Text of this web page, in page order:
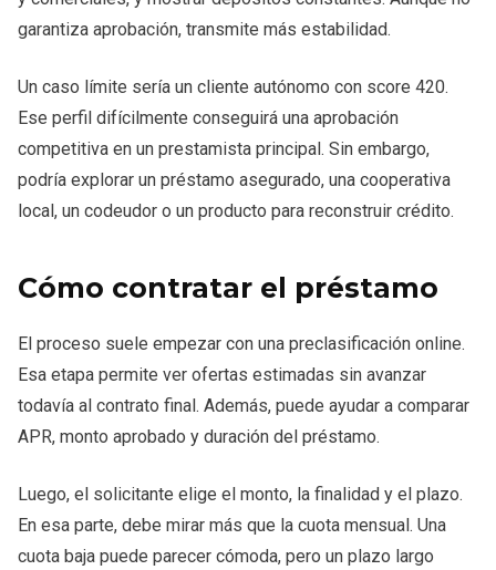
garantiza aprobación, transmite más estabilidad.
Un caso límite sería un cliente autónomo con score 420.
Ese perfil difícilmente conseguirá una aprobación
competitiva en un prestamista principal. Sin embargo,
podría explorar un préstamo asegurado, una cooperativa
local, un codeudor o un producto para reconstruir crédito.
Cómo contratar el préstamo
El proceso suele empezar con una preclasificación online.
Esa etapa permite ver ofertas estimadas sin avanzar
todavía al contrato final. Además, puede ayudar a comparar
APR, monto aprobado y duración del préstamo.
Luego, el solicitante elige el monto, la finalidad y el plazo.
En esa parte, debe mirar más que la cuota mensual. Una
cuota baja puede parecer cómoda, pero un plazo largo